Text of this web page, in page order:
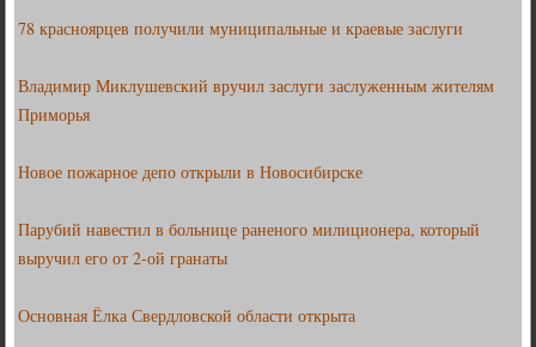
78 красноярцев получили муниципальные и краевые заслуги
Владимир Миклушевский вручил заслуги заслуженным жителям
Приморья
Новое пожарное депо открыли в Новосибирске
Парубий навестил в больнице раненого милиционера, который
выручил его от 2-ой гранаты
Основная Ёлка Свердловской области открыта